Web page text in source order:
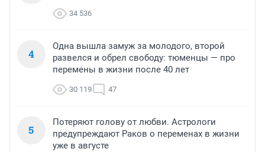
34 536
4
Одна вышла замуж за молодого, второй
развелся и обрел свободу: тюменцы — про
перемены в жизни после 40 лет
30 119 47
5
Потеряют голову от любви. Астрологи
предупреждают Раков о переменах в жизни
уже в августе